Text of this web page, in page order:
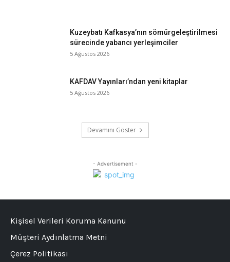
Kuzeybatı Kafkasya’nın sömürgeleştirilmesi
sürecinde yabancı yerleşimciler
5 Ağustos 2026
KAFDAV Yayınları’ndan yeni kitaplar
5 Ağustos 2026
Devamını Göster
- Advertisement -
Kişisel Verileri Koruma Kanunu
Müşteri Aydınlatma Metni
Çerez Politikası